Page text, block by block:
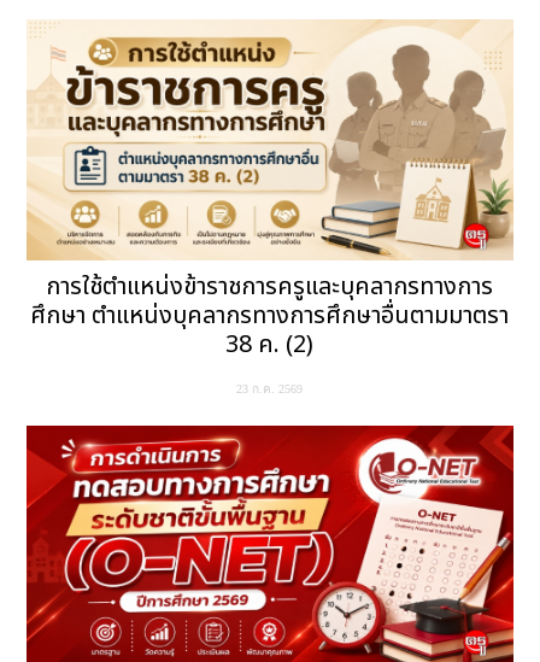
การใช้ตำแหน่งข้าราชการครูและบุคลากรทางการ
ศึกษา ตำแหน่งบุคลากรทางการศึกษาอื่นตามมาตรา
38 ค. (2)
23 ก.ค. 2569